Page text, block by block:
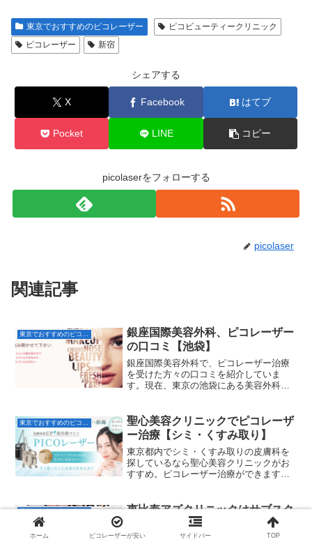
東京でおすすめのピコレーザー
ピコビューティークリニック
ピコレーザー
新宿
シェアする
X Facebook はてブ
Pocket LINE コピー
picolaserをフォローする
picolaser
関連記事
銀座国際美容外科、ピコレーザー
の口コミ【池袋】
銀座国際美容外科で、ピコレーザー治療
を受けた方々の口コミを紹介していま
す。現在、東京の池袋にある美容外科。
方は参考にしてくださいね。
聖心美容クリニックでピコレーザ
ー治療【シミ・くすみ取り】
東京都内でシミ・くすみ取りの皮膚科を
探しているなら聖心美容クリニックがお
すすめ。ピコレーザー治療ができます。
で東京でシミ取りのできる皮膚科をお探
しなら参考にしてくださいね。
東京でおすすめのピコレーザー
恵比寿アズクリニックはサブスク
プランでピコレーザーが安い！
恵比寿アズクリニックはサブスクプラン
ホーム ピコレーザーが安い サイドバー TOP